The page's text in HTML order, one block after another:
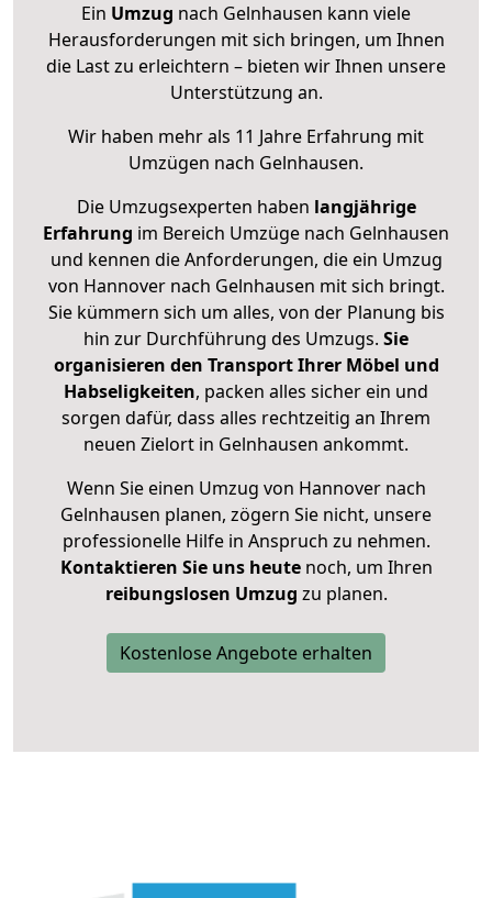
Ein Umzug nach Gelnhausen kann viele
Herausforderungen mit sich bringen, um Ihnen
die Last zu erleichtern – bieten wir Ihnen unsere
Unterstützung an.
Wir haben mehr als 11 Jahre Erfahrung mit
Umzügen nach Gelnhausen.
Die Umzugsexperten haben langjährige
Erfahrung im Bereich Umzüge nach Gelnhausen
und kennen die Anforderungen, die ein Umzug
von Hannover nach Gelnhausen mit sich bringt.
Sie kümmern sich um alles, von der Planung bis
hin zur Durchführung des Umzugs. Sie
organisieren den Transport Ihrer Möbel und
Habseligkeiten, packen alles sicher ein und
sorgen dafür, dass alles rechtzeitig an Ihrem
neuen Zielort in Gelnhausen ankommt.
Wenn Sie einen Umzug von Hannover nach
Gelnhausen planen, zögern Sie nicht, unsere
professionelle Hilfe in Anspruch zu nehmen.
Kontaktieren Sie uns heutenoch, um Ihren
reibungslosen Umzug zu planen.
Kostenlose Angebote erhalten